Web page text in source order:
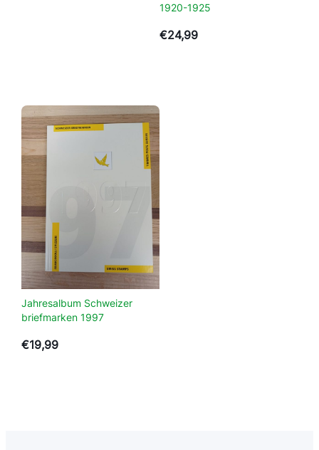
1920-1925
€24,99
Jahresalbum Schweizer
briefmarken 1997
€19,99